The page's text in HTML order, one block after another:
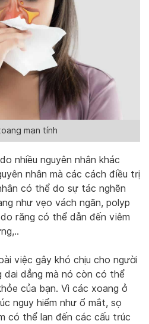
mạn tính
nhiều nguyên nhân khác
nhân mà các cách điều trị
có thể do sự tác nghẽn
như vẹo vách ngăn, polyp
răng có thể dẫn đến viêm
việc gây khó chịu cho người
dai dẳng mà nó còn có thể
của bạn. Vì các xoang ở
nguy hiểm như ổ mắt, sọ
có thể lan đến các cấu trúc